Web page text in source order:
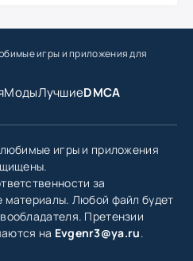
игрыи приложения для
МодыЛучшиеDMCA
игры и приложения
за
материалы. Любой файл будет
Претензии
на Evgenr3@ya.ru.